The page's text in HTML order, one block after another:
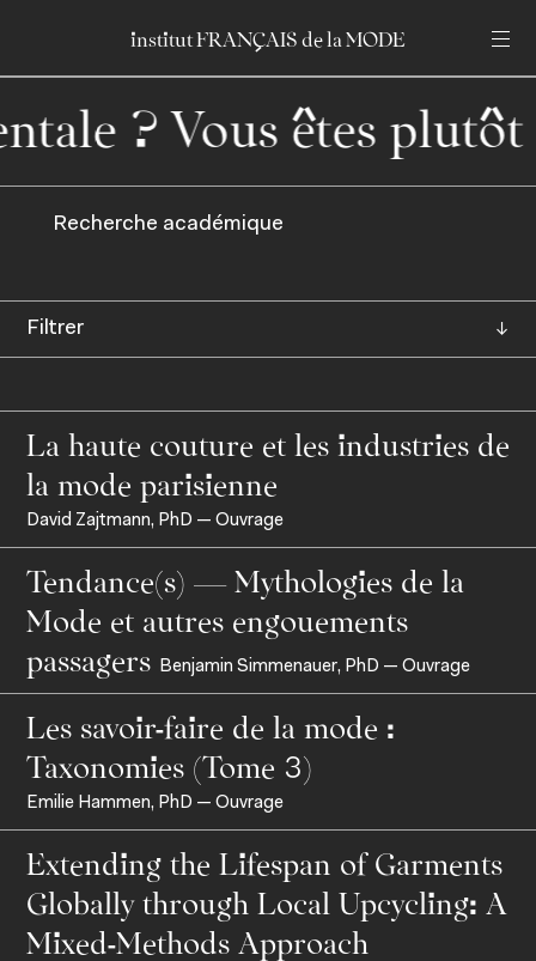
institutFRANÇAISdelaMODE
institutFRANÇAISdelaMODE
Programmes
Entrez votre recherche
?
Recherche académique
↓
Les éditions
La haute couture et les industries de
la mode parisienne
David Zajtmann, PhD — Ouvrage
Tendance(s) — Mythologies de la
Mode et autres engouements
passagers Benjamin Simmenauer, PhD — Ouvrage
Les savoir-faire de la mode :
Taxonomies (Tome 3)
Emilie Hammen, PhD — Ouvrage
Extending the Lifespan of Garments
Globally through Local Upcycling: A
Mixed-Methods Approach